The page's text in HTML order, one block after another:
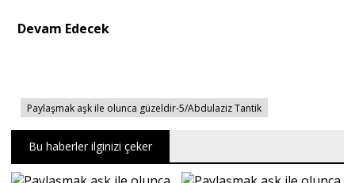
Devam Edecek
Paylaşmak aşk ile olunca güzeldir-5/Abdulaziz Tantik
Bu haberler ilginizi çeker